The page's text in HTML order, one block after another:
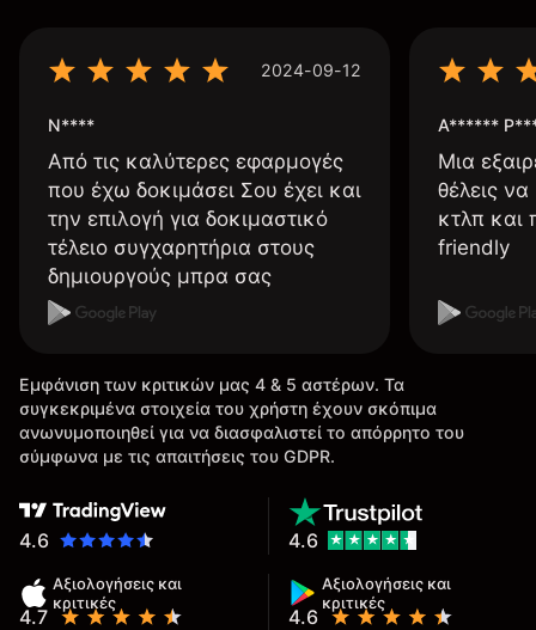
2024-09-12
N****
Από τις καλύτερες εφαρμογές
που έχω δοκιμάσει Σου έχει και
την επιλογή για δοκιμαστικό
τέλειο συγχαρητήρια στους
δημιουργούς μπρα σας
A******
Μια
θέλεις
κτλπ και
friendly
Εμφάνιση των κριτικών μας 4 & 5 αστέρων. Τα
συγκεκριμένα στοιχεία του χρήστη έχουν σκόπιμα
ανωνυμοποιηθεί για να διασφαλιστεί το απόρρητο του
σύμφωνα με τις απαιτήσεις του GDPR.
4.6
Αξιολογήσεις και
κριτικές
4.7
Αξιολογήσεις και
κριτικές
4.6
4.6